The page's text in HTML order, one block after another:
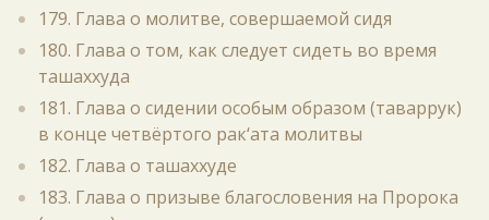
179. Глава о молитве, совершаемой сидя
180. Глава о том, как следует сидеть во время
ташаххуда
181. Глава о сидении особым образом (таваррук)
в конце четвёртого рак‘ата молитвы
182. Глава о ташаххуде
183. Глава о призыве благословения на Пророка